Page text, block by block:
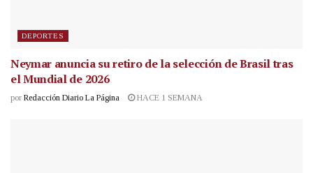
DEPORTES
Neymar anuncia su retiro de la selección de Brasil tras
el Mundial de 2026
por Redacción Diario La Página HACE 1 SEMANA